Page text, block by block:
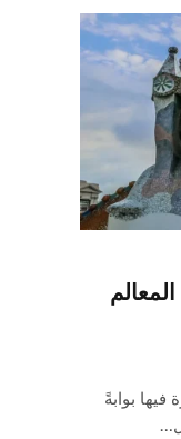
بوابةً